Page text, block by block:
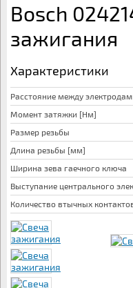
Bosch
зажигания
Характеристики
Расстояние между
Момент затяжки [Нм]
Размер резьбы
Длина резьбы [мм]
Ширина зева гаечного ключа
Выступание центрального
Количество втычных